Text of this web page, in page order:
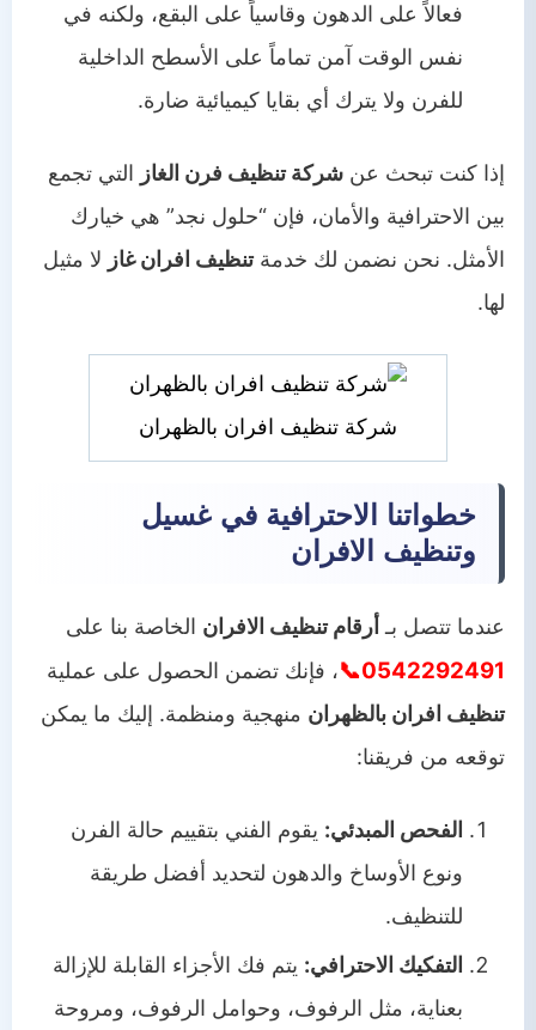
فعالاً على الدهون وقاسياً على البقع، ولكنه في
نفس الوقت آمن تماماً على الأسطح الداخلية
للفرن ولا يترك أي بقايا كيميائية ضارة.
إذا كنت تبحث عن شركة تنظيف فرن الغاز التي تجمع
بين الاحترافية والأمان، فإن “حلول نجد” هي خيارك
الأمثل. نحن نضمن لك خدمةتنظيف افران غاز لا مثيل
لها.
شركة تنظيف افران بالظهران
خطواتنا الاحترافية في غسيل
وتنظيف الافران
عندما تتصل بـ أرقام تنظيف الافران الخاصة بنا على
0542292491📞
، فإنك تضمن الحصول على عملية
تنظيف افران بالظهران منهجية ومنظمة. إليك ما يمكن
توقعه من فريقنا:
الفحص المبدئي: يقوم الفني بتقييم حالة الفرن
ونوع الأوساخ والدهون لتحديد أفضل طريقة
للتنظيف.
التفكيك الاحترافي: يتم فك الأجزاء القابلة للإزالة
بعناية، مثل الرفوف، وحوامل الرفوف، ومروحة